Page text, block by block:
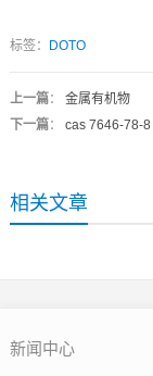
标签： DOTO
上一篇： 金属有机物
下一篇： cas 7646-78-8
相关文章
新闻中心